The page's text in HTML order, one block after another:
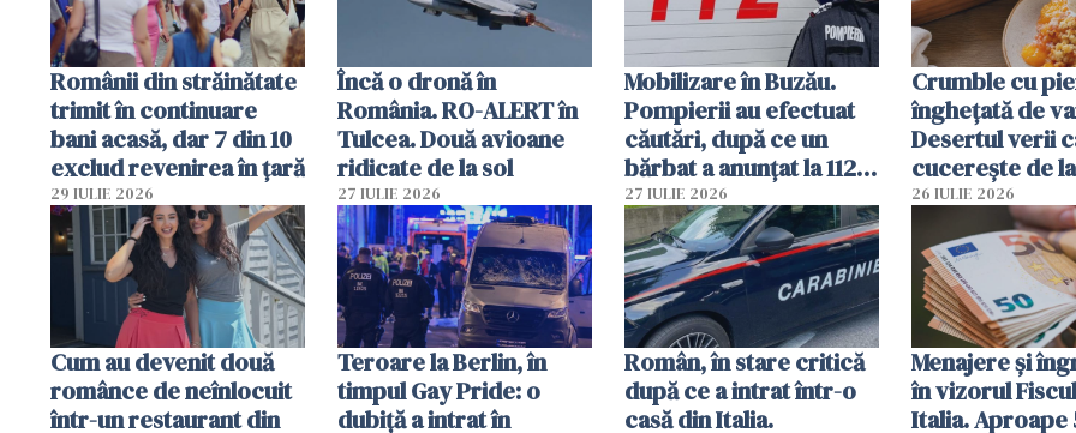
Românii din străinătate
trimit în continuare
bani acasă, dar 7 din 10
exclud revenirea în țară
29 IULIE 2026
Încă o dronă în
România. RO-ALERT în
Tulcea. Două avioane
ridicate de la sol
27 IULIE 2026
Mobilizare în Buzău.
Pompierii au efectuat
căutări, după ce un
bărbat a anunțat la 112
că a văzut un obiect
luminos
27 IULIE 2026
Crumble cu
înghețată de
Desertul verii
cucerește de
lingură
26 IULIE 2026
Cum au devenit două
românce de neînlocuit
într-un restaurant din
Teroare la Berlin, în
timpul Gay Pride: o
dubiță a intrat în
Român, în stare critică
după ce a intrat într-o
casă din Italia.
Menajere și
în vizorul
Italia. Aproape